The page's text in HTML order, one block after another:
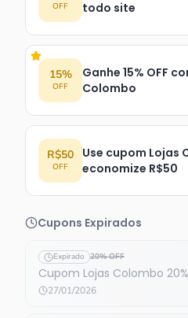
OFF
todo site
15%
OFF
Ganhe 15% OFF
Colombo
R$50
OFF
Use cupom Lojas
economize R$50
Cupons Expirados
Expirado 20% OFF
Cupom Lojas Colombo
(EXPIRADO)
27/01/2026